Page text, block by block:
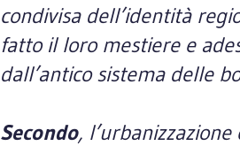
condivisa dell’identità
fatto il loro mestiere e
dall’antico sistema delle
Secondo,